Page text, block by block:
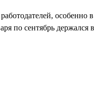
по сентябрь держался